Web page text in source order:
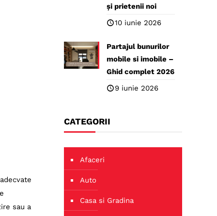
sau a
și prietenii noi
10 iunie 2026
Partajul bunurilor
mobile si imobile –
Ghid complet 2026
9 iunie 2026
CATEGORII
Afaceri
Auto
Casa si Gradina